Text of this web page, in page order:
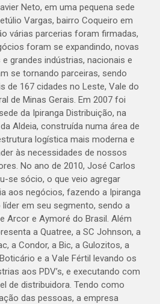
Neto, em uma pequena sede
Vargas, bairro Coqueiro em
várias parcerias foram firmadas,
foram se expandindo, novas
grandes indústrias, nacionais e
se tornando parceiras, sendo
de 167 cidades no Leste, Vale do
de Minas Gerais. Em 2007 foi
da Ipiranga Distribuição, na
Aldeia, construída numa área de
logística mais moderna e
às necessidades de nossos
No ano de 2010, José Carlos
se sócio, o que veio agregar
aos negócios, fazendo a Ipiranga
em seu segmento, sendo a
Arcor e Aymoré do Brasil. Além
a Quatree, a SC Johnson, a
a Condor, a Bic, a Gulozitos, a
e a Vale Fértil levando os
aos PDV’s, e executando com
de distribuidora. Tendo como
das pessoas, a empresa